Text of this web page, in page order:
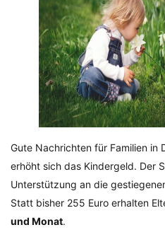
Gute Nachrichten für Familien in
erhöht sich das Kindergeld. Der
Unterstützung an die
Statt bisher 255 Euro erhalten
und Monat.